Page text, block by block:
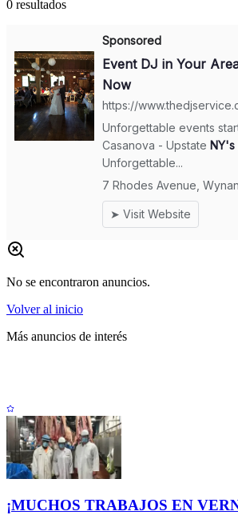
0 resultados
No se encontraron anuncios.
Volver al inicio
Más anuncios de interés
¡MUCHOS TRABAJOS EN